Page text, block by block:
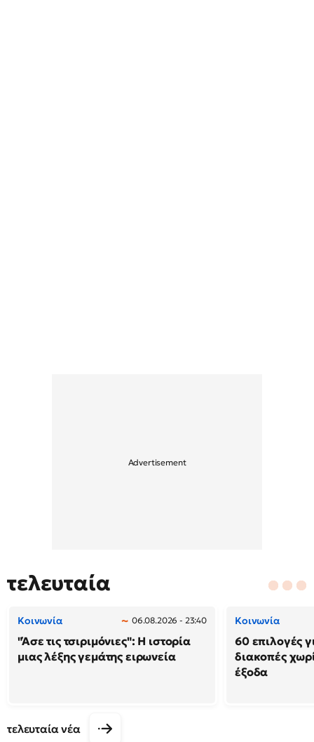
τελευταία
Κοινωνία 06.08.2026 - 23:40
"Άσε τις τσιριμόνιες": Η ιστορία
μιας λέξης γεμάτης ειρωνεία
Κοινωνία
60 επιλογές
διακοπές
έξοδα
τελευταία νέα